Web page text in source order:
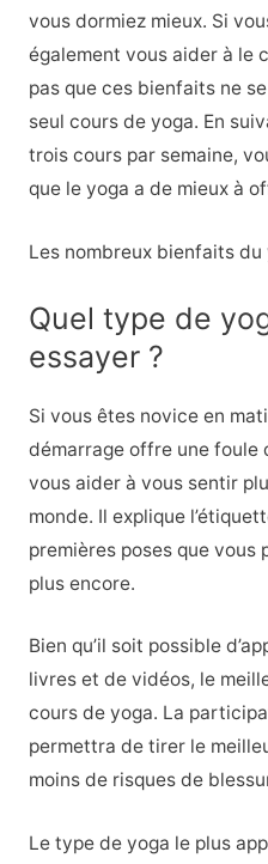
vous dormiez mieux. Si
également vous aider à le
pas que ces bienfaits ne
seul cours de yoga. En
trois cours par semaine,
que le yoga a de mieux à
Les nombreux bienfaits
Quel type de
essayer ?
Si vous êtes novice en
démarrage offre une foule
vous aider à vous sentir
monde. Il explique
premières poses que
plus encore.
Bien qu’il soit possible
livres et de vidéos, le
cours de yoga. La
permettra de tirer le
moins de risques de
Le type de yoga le plus